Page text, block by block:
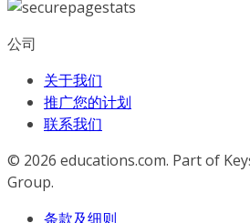
公司
关于我们
推广您的计划
联系我们
© 2026 educations.com. Part of
Group.
条款及细则